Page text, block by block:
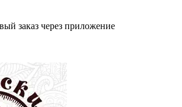
заказ через приложение